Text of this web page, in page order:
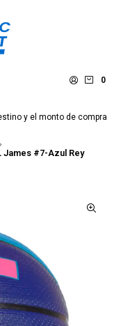
0
y el monto de compra
James #7-Azul Rey